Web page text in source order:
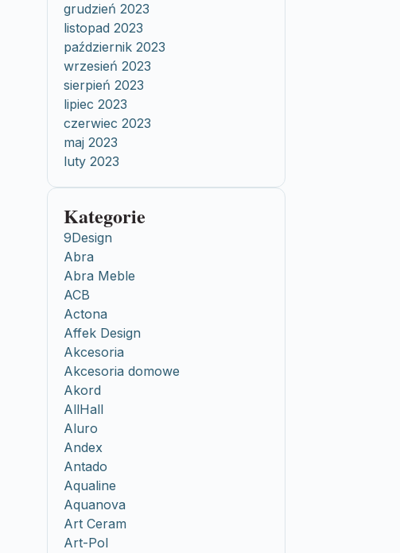
grudzień 2023
listopad 2023
październik 2023
wrzesień 2023
sierpień 2023
lipiec 2023
czerwiec 2023
maj 2023
luty 2023
Kategorie
9Design
Abra
Abra Meble
ACB
Actona
Affek Design
Akcesoria
Akcesoria domowe
Akord
AllHall
Aluro
Andex
Antado
Aqualine
Aquanova
Art Ceram
Art-Pol